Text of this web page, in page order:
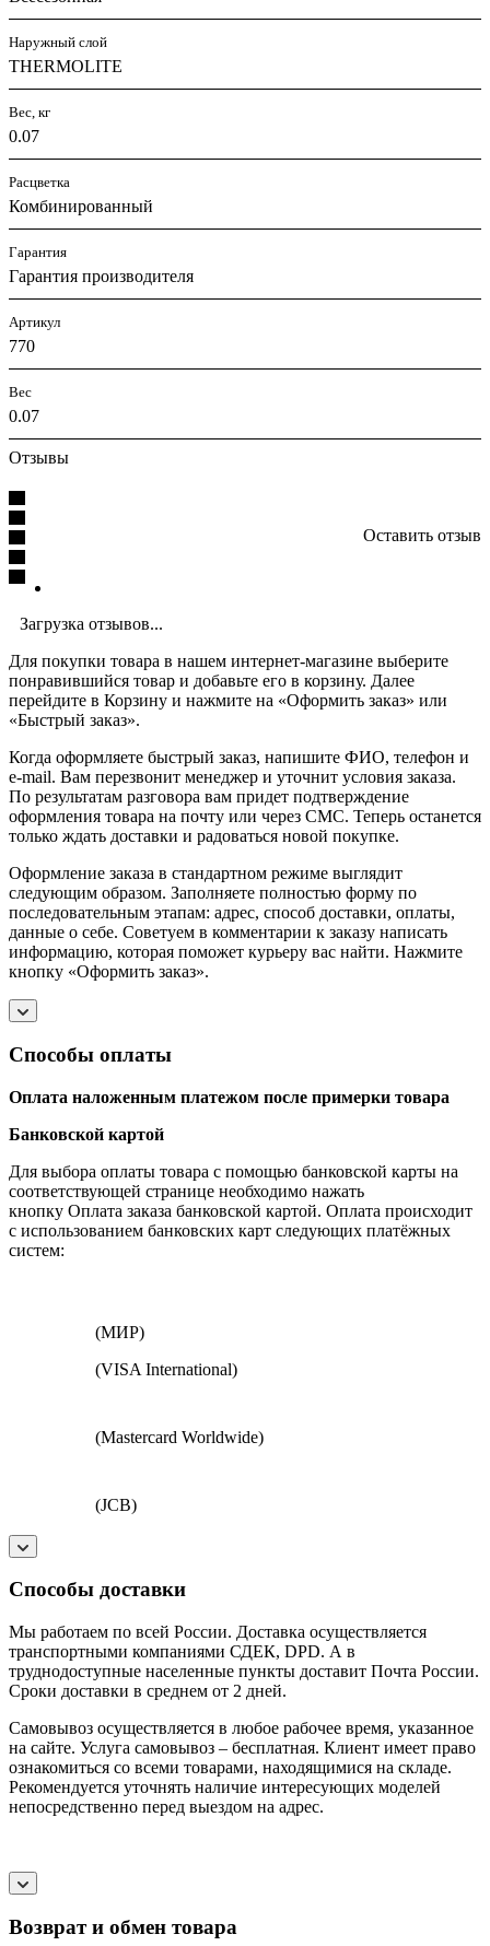
Наружный слой
THERMOLITE
Вес, кг
0.07
Расцветка
Комбинированный
Гарантия
Гарантия производителя
Артикул
770
Вес
0.07
Отзывы
Оставить отзыв
Загрузка отзывов...
Для покупки товара в нашем интернет-магазине выберите
понравившийся товар и добавьте его в корзину. Далее
перейдите в Корзину и нажмите на «Оформить заказ» или
«Быстрый заказ».
Когда оформляете быстрый заказ, напишите ФИО, телефон и
e-mail. Вам перезвонит менеджер и уточнит условия заказа.
По результатам разговора вам придет подтверждение
оформления товара на почту или через СМС. Теперь останется
только ждать доставки и радоваться новой покупке.
Оформление заказа в стандартном режиме выглядит
следующим образом. Заполняете полностью форму по
последовательным этапам: адрес, способ доставки, оплаты,
данные о себе. Советуем в комментарии к заказу написать
информацию, которая поможет курьеру вас найти. Нажмите
кнопку «Оформить заказ».
Способы оплаты
Оплата наложенным платежом после примерки товара
Банковской картой
Для выбора оплаты товара с помощью банковской карты на
соответствующей странице необходимо нажать
кнопку Оплата заказа банковской картой. Оплата происходит
с использованием банковских карт следующих платёжных
систем:
(МИР)
(VISA International)
(Mastercard Worldwide)
(JCB)
Способы доставки
Мы работаем по всей России. Доставка осуществляется
транспортными компаниями СДЕК, DPD. А в
труднодоступные населенные пункты доставит Почта России.
Сроки доставки в среднем от 2 дней.
Самовывоз осуществляется в любое рабочее время, указанное
на сайте. Услуга самовывоз – бесплатная. Клиент имеет право
ознакомиться со всеми товарами, находящимися на складе.
Рекомендуется уточнять наличие интересующих моделей
непосредственно перед выездом на адрес.
Возврат и обмен товара